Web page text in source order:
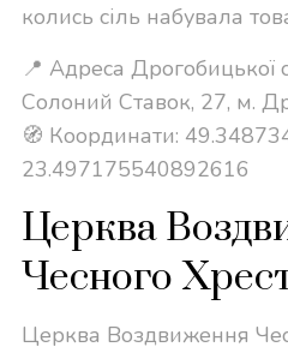
колись сіль набувала
📍 Адреса Дрогобицької
Солоний Ставок, 27, м.
🧭 Координати:
23.497175540892616
Церква
Чесного
Церква Воздвиження